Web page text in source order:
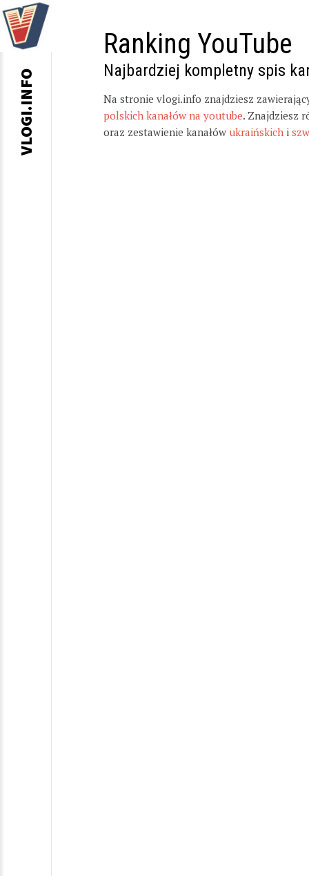
Ranking YouTube
Najbardziej kompletny spis
Na stronie vlogi.info znajdziesz
polskich kanałów na youtube. Znajdziesz
oraz zestawienie kanałów ukraińskich i
VLOGI.INFO